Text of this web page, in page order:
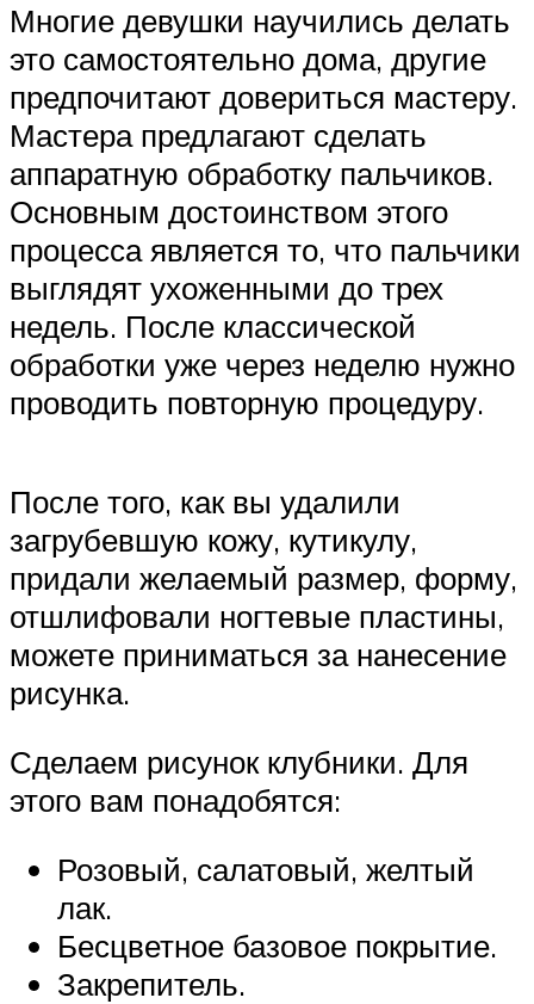
Многие девушки научились делать
это самостоятельно дома, другие
предпочитают довериться мастеру.
Мастера предлагают сделать
аппаратную обработку пальчиков.
Основным достоинством этого
процесса является то, что пальчики
выглядят ухоженными до трех
недель. После классической
обработки уже через неделю нужно
проводить повторную процедуру.
После того, как вы удалили
загрубевшую кожу, кутикулу,
придали желаемый размер, форму,
отшлифовали ногтевые пластины,
можете приниматься за нанесение
рисунка.
Сделаем рисунок клубники. Для
этого вам понадобятся:
Розовый, салатовый, желтый
лак.
Бесцветное базовое покрытие.
Закрепитель.